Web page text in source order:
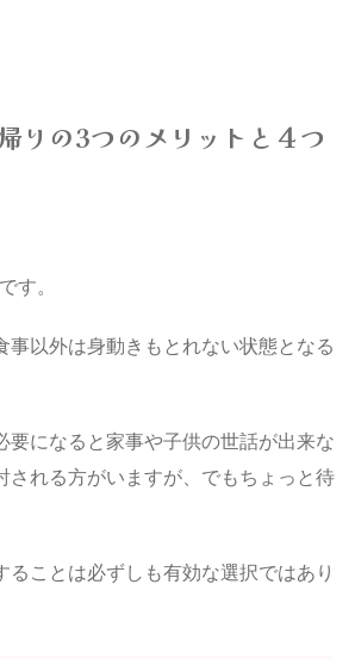
病手当
しま
場合、
か？
ば傷病
流産で里帰り出産のメリット 切
迫流産で里帰りすると以下の様な
りの3つのメリットと４つ
す。
事以外は身動きもとれない状態となる
要になると家事や子供の世話が出来な
される方がいますが、でもちょっと待
ることは必ずしも有効な選択ではあり